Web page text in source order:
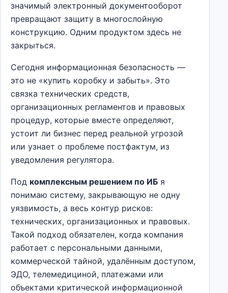
значимый электронный документооборот
превращают защиту в многослойную
конструкцию. Одним продуктом здесь не
закрыться.
Сегодня информационная безопасность —
это не «купить коробку и забыть». Это
связка технических средств,
организационных регламентов и правовых
процедур, которые вместе определяют,
устоит ли бизнес перед реальной угрозой
или узнает о проблеме постфактум, из
уведомления регулятора.
Под комплексным решением по ИБ я
понимаю систему, закрывающую не одну
уязвимость, а весь контур рисков:
технических, организационных и правовых.
Такой подход обязателен, когда компания
работает с персональными данными,
коммерческой тайной, удалённым доступом,
ЭДО, телемедициной, платежами или
объектами критической информационной